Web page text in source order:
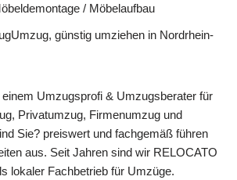
/ Möbelaufbau
günstig umziehen in Nordrhein-
Umzugsprofi & Umzugsberater für
Privatumzug, Firmenumzug und
Sie? preiswert und fachgemäß führen
aus. Seit Jahren sind wir RELOCATO
lokaler Fachbetrieb für Umzüge.